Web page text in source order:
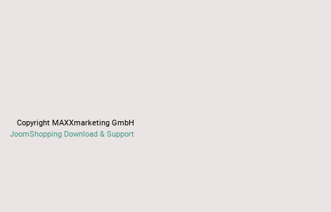
Copyright MAXXmarketing GmbH
JoomShopping Download & Support